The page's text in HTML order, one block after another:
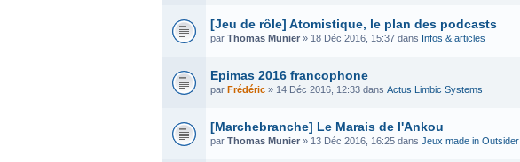
[Jeu de rôle] Atomistique, le plan des podcasts
par Thomas Munier » 18 Déc 2016, 15:37 dans Infos & articles
Epimas 2016 francophone
par Frédéric » 14 Déc 2016, 12:33 dans Actus Limbic Systems
[Marchebranche] Le Marais de l'Ankou
par Thomas Munier » 13 Déc 2016, 16:25 dans Jeux made in Outsider